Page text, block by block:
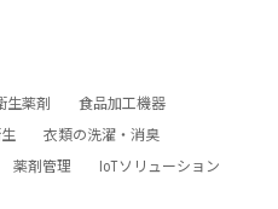
生薬剤
食品加工機器
衣類の洗濯・消臭
薬剤管理
IoTソリューション